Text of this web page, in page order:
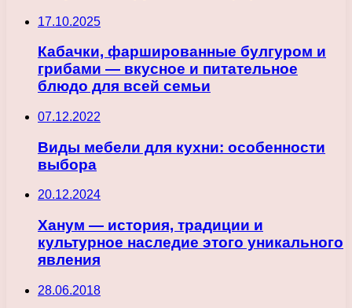
17.10.2025
Кабачки, фаршированные булгуром и
грибами — вкусное и питательное
блюдо для всей семьи
07.12.2022
Виды мебели для кухни: особенности
выбора
20.12.2024
Ханум — история, традиции и
культурное наследие этого уникального
явления
28.06.2018